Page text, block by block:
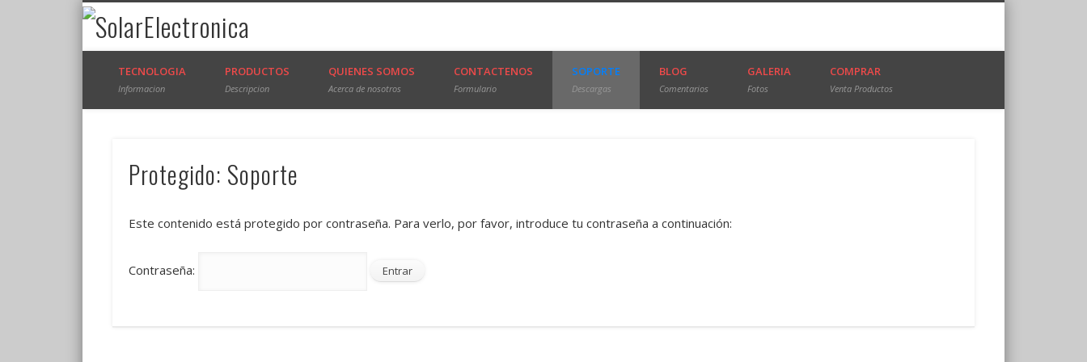
Solar Traking Systems
TECNOLOGIA
Informacion
PRODUCTOS
Descripcion
QUIENES SOMOS
Acerca de nosotros
CONTACTENOS
Formulario
SOPORTE
Descargas
BLOG
Comentarios
GALERIA
Fotos
COMPRAR
Venta Productos
Protegido: Soporte
Este contenido está protegido por contraseña. Para verlo, por favor, introduce tu contraseña a continuación:
Contraseña: